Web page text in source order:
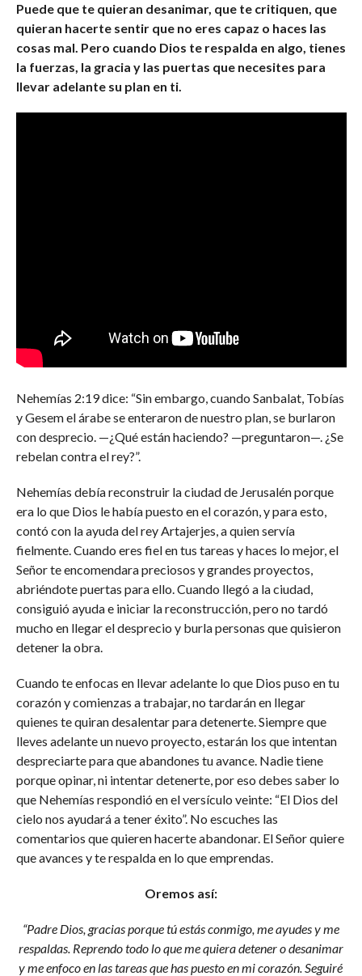
Puede que te quieran desanimar, que te critiquen, que
quieran hacerte sentir que no eres capaz o haces las
cosas mal. Pero cuando Dios te respalda en algo, tienes
la fuerzas, la gracia y las puertas que necesites para
llevar adelante su plan en ti.
Nehemías 2:19 dice: “Sin embargo, cuando Sanbalat, Tobías
y Gesem el árabe se enteraron de nuestro plan, se burlaron
con desprecio. —¿Qué están haciendo? —preguntaron—. ¿Se
rebelan contra el rey?”.
Nehemías debía reconstruir la ciudad de Jerusalén porque
era lo que Dios le había puesto en el corazón, y para esto,
contó con la ayuda del rey Artajerjes, a quien servía
fielmente. Cuando eres fiel en tus tareas y haces lo mejor, el
Señor te encomendara preciosos y grandes proyectos,
abriéndote puertas para ello. Cuando llegó a la ciudad,
consiguió ayuda e iniciar la reconstrucción, pero no tardó
mucho en llegar el desprecio y burla personas que quisieron
detener la obra.
Cuando te enfocas en llevar adelante lo que Dios puso en tu
corazón y comienzas a trabajar, no tardarán en llegar
quienes te quiran desalentar para detenerte. Siempre que
lleves adelante un nuevo proyecto, estarán los que intentan
despreciarte para que abandones tu avance. Nadie tiene
porque opinar, ni intentar detenerte, por eso debes saber lo
que Nehemías respondió en el versículo veinte: “El Dios del
cielo nos ayudará a tener éxito”. No escuches las
comentarios que quieren hacerte abandonar. El Señor quiere
que avances y te respalda en lo que emprendas.
Oremos así:
“Padre Dios, gracias porque tú estás conmigo, me ayudes y me
respaldas. Reprendo todo lo que me quiera detener o desanimar
y me enfoco en las tareas que has puesto en mi corazón. Seguiré